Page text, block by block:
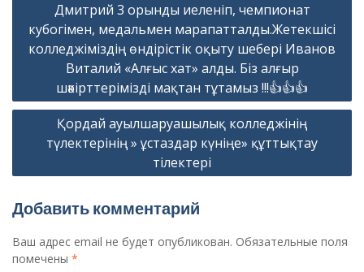
Дмитрий 3 орынды иеленіп, чемпионат
кубогімен, медальмен марапатталды.Жетекшісі
колледжіміздің өндірістік оқыту шебері Иванов
Виталий «Алғыс хат» алды. Біз алғыр
шәкірттерімізді мақтан тұтамыз !!!👍👍👍
Қордай ауылшаруашылық колледжінің
түлектерінің » ұстаздар күніңе» құттықтау
тілектері
Добавить комментарий
Ваш адрес email не будет опубликован. Обязательные поля
помечены *